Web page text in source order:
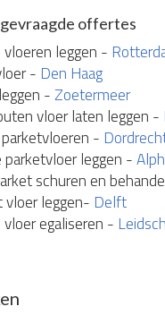
offertes
leggen -
- Den Haag
-Zoetermeer
vloer laten leggen -
-
leggen -
schuren en
vloer leggen- Delft
egaliseren -